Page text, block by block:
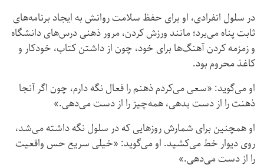
در سلول انفرادی، او برای حفظ سلامت روانش به ایجاد برنامه‌های
ثابت پناه می‌برد؛ مانند ورزش کردن، مرور ذهنی درس‌های دانشگاه
و زمزمه کردن آهنگ‌ها برای خود، چون از داشتن کتاب، خودکار و
کاغذ محروم بود.
او می‌گوید: «سعی می‌کردم ذهنم را فعال نگه دارم، چون اگر آنجا
ذهنت را از دست بدهی، همه‌چیز را از دست می‌دهی.»
او همچنین برای شمارش روزهایی که در سلول نگه داشته می‌شد،
روی دیوار خط می‌کشید. او می‌گوید: «خیلی سریع حس واقعیت
را از دست می‌دهی.»